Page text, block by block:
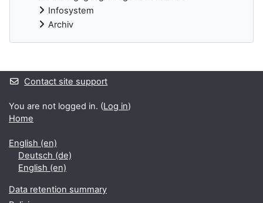
Infosystem
Archiv
Supplementary blocks
Contact site support
You are not logged in. (Log in)
Home
English ‎(en)‎
Deutsch ‎(de)‎
English ‎(en)‎
Data retention summary